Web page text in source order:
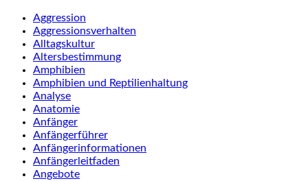
Aggression
Aggressionsverhalten
Alltagskultur
Altersbestimmung
Amphibien
Amphibien und Reptilienhaltung
Analyse
Anatomie
Anfänger
Anfängerführer
Anfängerinformationen
Anfängerleitfaden
Angebote